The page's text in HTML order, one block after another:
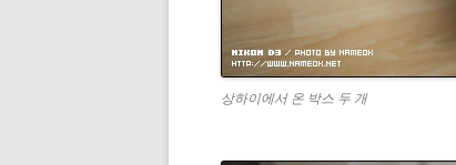
상하이에서 온 박스 두 개